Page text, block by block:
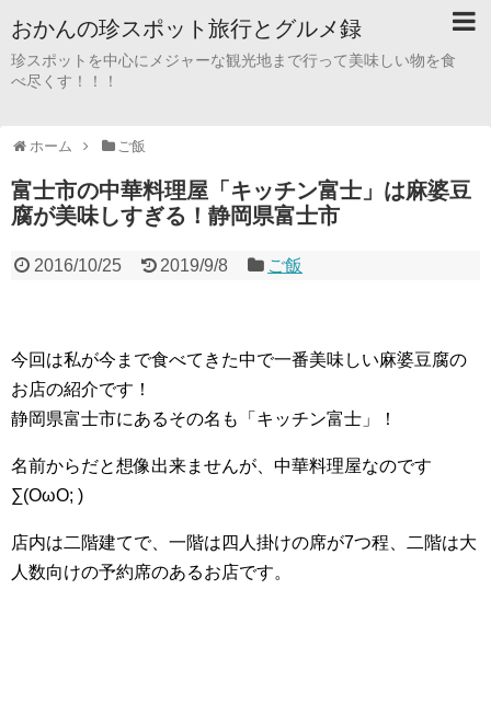
おかんの珍スポット旅行とグルメ録
珍スポットを中心にメジャーな観光地まで行って美味しい物を食
べ尽くす！！！
ホーム ご飯
富士市の中華料理屋「キッチン富士」は麻婆豆
腐が美味しすぎる！静岡県富士市
2016/10/25 2019/9/8 ご飯
今回は私が今まで食べてきた中で一番美味しい麻婆豆腐の
お店の紹介です！
静岡県富士市にあるその名も「キッチン富士」！
名前からだと想像出来ませんが、中華料理屋なのです
∑(OωO; )
店内は二階建てで、一階は四人掛けの席が7つ程、
二階は大
人数向けの予約席のあるお店です。